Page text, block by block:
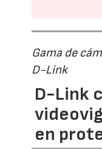
Gama de
D-Link
D-Link
en